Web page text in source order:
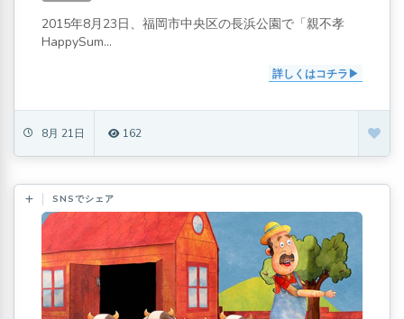
2015年8月23日、福岡市中央区の長浜公園で「親不孝
HappySum...
詳しくはコチラ
8月 21日 162
SNSでシェア